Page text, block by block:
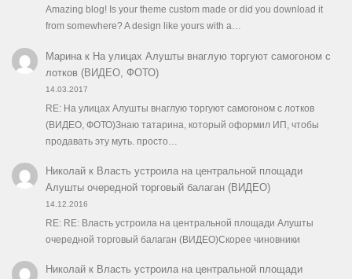
Amazing blog! Is your theme custom made or did you download it
from somewhere? A design like yours with a…
Маринак На улицах Алушты внаглую торгуют самогоном с
лотков (ВИДЕО, ФОТО)
14.03.2017
RE: На улицах Алушты внаглую торгуют самогоном с лотков
(ВИДЕО, ФОТО)Знаю татарина, который оформил ИП, чтобы
продавать эту муть. просто…
Николайк Власть устроила на центральной площади
Алушты очередной торговый балаган (ВИДЕО)
14.12.2016
RE: RE: Власть устроила на центральной площади Алушты
очередной торговый балаган (ВИДЕО)Скорее чиновники
Николайк Власть устроила на центральной площади